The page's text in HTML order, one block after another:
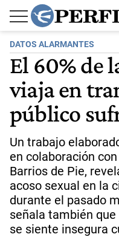
DATOS ALARMANTES
El 60% de
viaja en
público
Un trabajo
en colaboración
Barrios de Pie,
acoso sexual en la
durante el pasado
señala también
se siente insegura